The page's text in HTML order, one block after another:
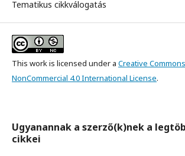
Tematikus cikkválogatás
This work is licensed under a Creative
NonCommercial 4.0 International License.
Ugyanannak a szerző(k)nek a
cikkei